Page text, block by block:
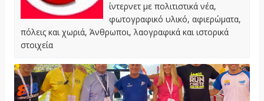
ίντερνετ με πολιτιστικά νέα,
φωτογραφικό υλικό, αφιερώματα,
πόλεις και χωριά, Άνθρωποι, λαογραφικά και ιστορικά
στοιχεία